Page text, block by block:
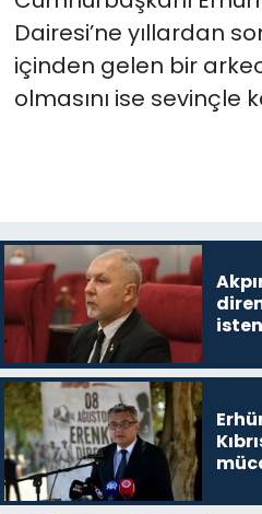
Dairesi’ne yıllardan
içinden gelen bir
olmasını ise sevinçle